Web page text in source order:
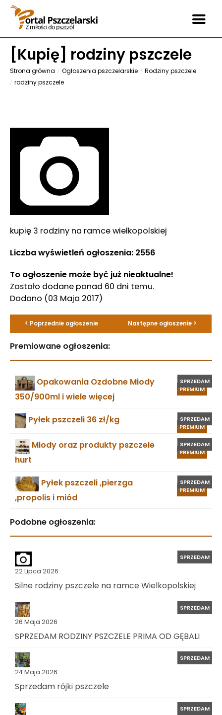
[Kupię] rodziny pszczele
Strona główna Ogłoszenia pszczelarskie
Rodziny pszczele
rodziny pszczele
kupię 3 rodziny na ramce wielkopolskiej
Liczba wyświetleń ogłoszenia: 2556
To ogłoszenie może być już nieaktualne!
Zostało dodane ponad 60 dni temu.
Dodano (03 Maja 2017)
< Poprzednie ogłoszenie Następne ogłoszenie >
Premiowane ogłoszenia:
PREMIUM
SPRZEDAM
Opakowania Ozdobne Miody
350/900ml i wiele więcej
PREMIUM
SPRZEDAM
Pyłek pszczeli 36 zł/kg
PREMIUM
SPRZEDAM
Miody oraz produkty pszczele
hurt
PREMIUM
SPRZEDAM
Pyłek pszczeli ,pierzga
,propolis i miód
Podobne ogłoszenia:
22 Lipca 2026
SPRZEDAM
Silne rodziny pszczele na ramce Wielkopolskiej
26 Maja 2026
SPRZEDAM
SPRZEDAM RODZINY PSZCZELE PRIMA OD GĘBALI
24 Maja 2026
SPRZEDAM
Sprzedam rójki pszczele
SPRZEDAM